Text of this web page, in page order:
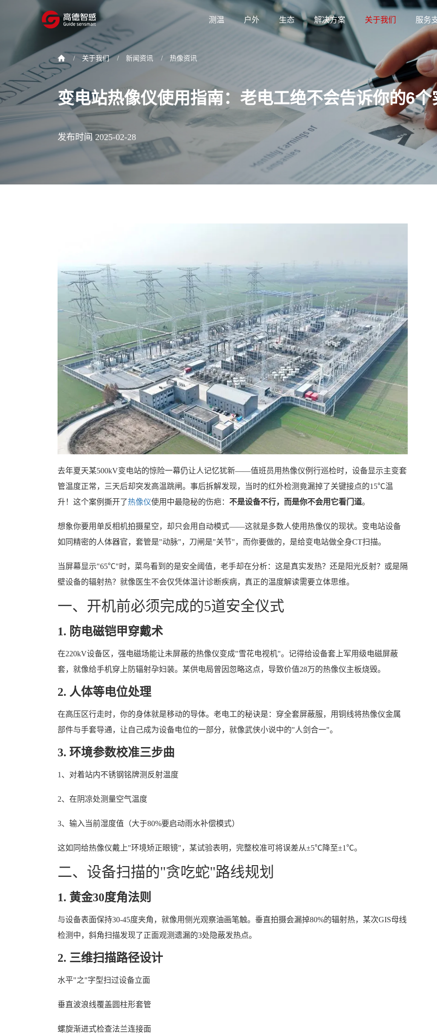
测温 户外 生态 解决方案 关于我们 服务
/ 关于我们 / 新闻资讯 / 热像资讯
变电站热像仪使用指南：老电工绝不会告诉你的6
发布时间 2025-02-28
去年夏天某500kV变电站的惊险一幕仍让人记忆犹新——值班员用热像仪例行巡检时，设备显示主变套
管温度正常，三天后却突发高温跳闸。事后拆解发现，当时的红外检测竟漏掉了关键接点的15℃温
升！这个案例撕开了热像仪使用中最隐秘的伤疤： 不是设备不行，而是你不会用它看门道。
想象你要用单反相机拍摄星空，却只会用自动模式——这就是多数人使用热像仪的现状。变电站设备
如同精密的人体器官，套管是"动脉"，刀闸是"关节"，而你要做的，是给变电站做全身CT扫描。
当屏幕显示"65℃"时，菜鸟看到的是安全阈值，老手却在分析：这是真实发热？还是阳光反射？或是隔
壁设备的辐射热？就像医生不会仅凭体温计诊断疾病，真正的温度解读需要立体思维。
一、开机前必须完成的5道安全仪式
1. 防电磁铠甲穿戴术
在220kV设备区，强电磁场能让未屏蔽的热像仪变成"雪花电视机"。记得给设备套上军用级电磁屏蔽
套，就像给手机穿上防辐射孕妇装。某供电局曾因忽略这点，导致价值28万的热像仪主板烧毁。
2. 人体等电位处理
在高压区行走时，你的身体就是移动的导体。老电工的秘诀是：穿全套屏蔽服，用铜线将热像仪金属
部件与手套导通，让自己成为设备电位的一部分，就像武侠小说中的"人剑合一"。
3. 环境参数校准三步曲
1、对着站内不锈钢铭牌测反射温度
2、在阴凉处测量空气温度
3、输入当前湿度值（大于80%要启动雨水补偿模式）
这如同给热像仪戴上"环境矫正眼镜"，某试验表明，完整校准可将误差从±5℃降至±1℃。
二、设备扫描的"贪吃蛇"路线规划
1. 黄金30度角法则
与设备表面保持30-45度夹角，就像用侧光观察油画笔触。垂直拍摄会漏掉80%的辐射热，某次GIS母线
检测中，斜角扫描发现了正面观测遗漏的3处隐蔽发热点。
2. 三维扫描路径设计
水平"之"字型扫过设备立面
垂直波浪线覆盖圆柱形套管
螺旋渐进式检查法兰连接面